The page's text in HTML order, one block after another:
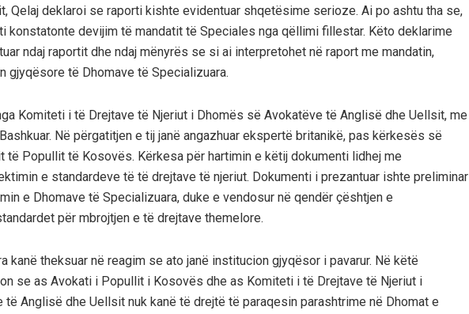
Qelaj deklaroi se raporti kishte evidentuar shqetësime serioze. Ai po ashtu tha se,
konstatonte devijim të mandatit të Speciales nga qëllimi fillestar. Këto deklarime
ndaj raportit dhe ndaj mënyrës se si ai interpretohet në raport me mandatin,
gjyqësore të Dhomave të Specializuara.
Komiteti i të Drejtave të Njeriut i Dhomës së Avokatëve të Anglisë dhe Uellsit, me
Në përgatitjen e tij janë angazhuar ekspertë britanikë, pas kërkesës së
të Popullit të Kosovës. Kërkesa për hartimin e këtij dokumenti lidhej me
e standardeve të të drejtave të njeriut. Dokumenti i prezantuar ishte preliminar
e Dhomave të Specializuara, duke e vendosur në qendër çështjen e
për mbrojtjen e të drejtave themelore.
kanë theksuar në reagim se ato janë institucion gjyqësor i pavarur. Në këtë
se as Avokati i Popullit i Kosovës dhe as Komiteti i të Drejtave të Njeriut i
të Anglisë dhe Uellsit nuk kanë të drejtë të paraqesin parashtrime në Dhomat e